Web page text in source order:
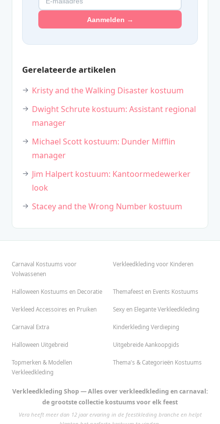
Aanmelden →
Gerelateerde artikelen
Kristy and the Walking Disaster kostuum
Dwight Schrute kostuum: Assistant regional
manager
Michael Scott kostuum: Dunder Mifflin
manager
Jim Halpert kostuum: Kantoormedewerker
look
Stacey and the Wrong Number kostuum
Carnaval Kostuums voor
Volwassenen
Verkleedkleding voor Kinderen
Halloween Kostuums en Decoratie Themafeest en Events Kostuums
Verkleed Accessoires en Pruiken Sexy en Elegante Verkleedkleding
Carnaval Extra Kinderkleding Verdieping
Halloween Uitgebreid Uitgebreide Aankoopgids
Topmerken & Modellen
Verkleedkleding
Thema's & Categorieën Kostuums
Verkleedkleding Shop — Alles over verkleedkleding en carnaval:
de grootste collectie kostuums voor elk feest
Vera heeft meer dan 12 jaar ervaring in de feestkleding branche en helpt